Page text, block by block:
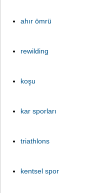
ahır ömrü
rewilding
koşu
kar sporları
triathlons
kentsel spor